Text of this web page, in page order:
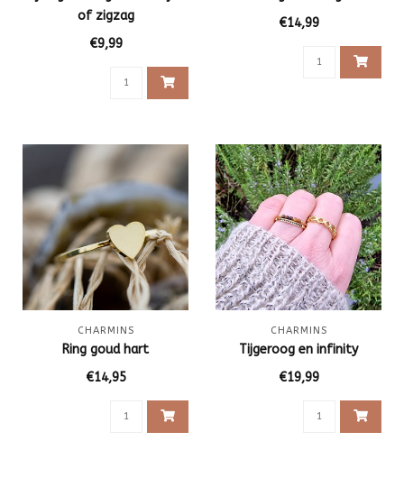
of zigzag
€9,99
€14,99
CHARMINS
Ring goud hart
€14,95
CHARMINS
Tijgeroog en infinity
€19,99